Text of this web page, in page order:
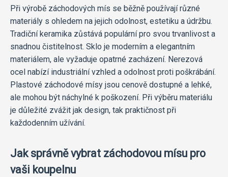
Při výrobě záchodových mís se běžně používají různé
materiály s ohledem na jejich odolnost, estetiku a údržbu.
Tradiční keramika zůstává populární pro svou trvanlivost a
snadnou čistitelnost. Sklo je moderním a elegantním
materiálem, ale vyžaduje opatrné zacházení. Nerezová
ocel nabízí industriální vzhled a odolnost proti poškrábání.
Plastové záchodové mísy jsou cenově dostupné a lehké,
ale mohou být náchylné k poškození. Při výběru materiálu
je důležité zvážit jak design, tak praktičnost při
každodenním užívání.
Jak správně vybrat záchodovou mísu pro
vaši koupelnu